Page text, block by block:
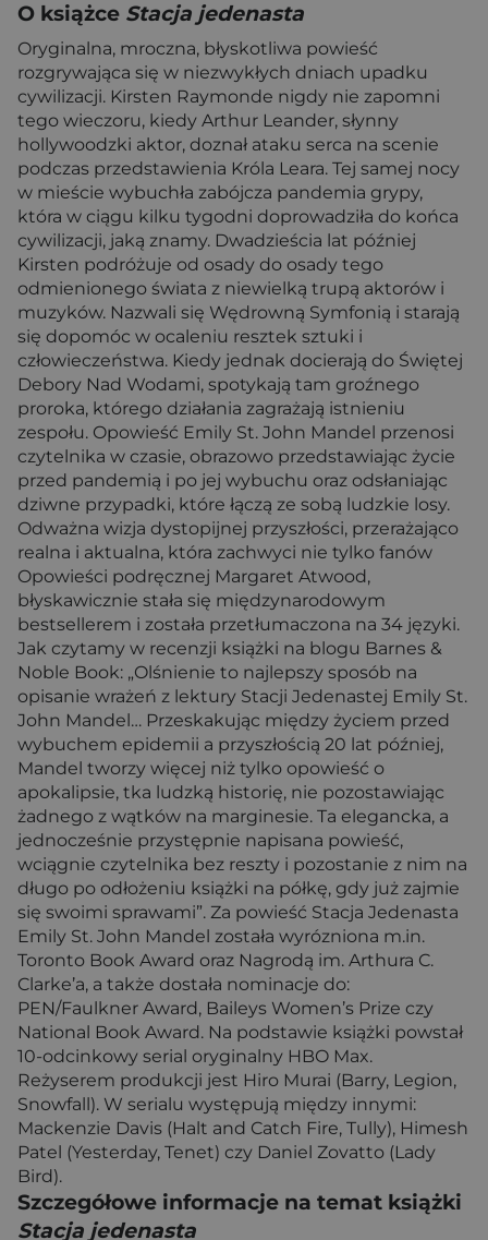
O książce Stacja jedenasta
Oryginalna, mroczna, błyskotliwa powieść
rozgrywająca się w niezwykłych dniach upadku
cywilizacji. Kirsten Raymonde nigdy nie zapomni
tego wieczoru, kiedy Arthur Leander, słynny
hollywoodzki aktor, doznał ataku serca na scenie
podczas przedstawienia Króla Leara. Tej samej nocy
w mieście wybuchła zabójcza pandemia grypy,
która w ciągu kilku tygodni doprowadziła do końca
cywilizacji, jaką znamy. Dwadzieścia lat później
Kirsten podróżuje od osady do osady tego
odmienionego świata z niewielką trupą aktorów i
muzyków. Nazwali się Wędrowną Symfonią i starają
się dopomóc w ocaleniu resztek sztuki i
człowieczeństwa. Kiedy jednak docierają do Świętej
Debory Nad Wodami, spotykają tam groźnego
proroka, którego działania zagrażają istnieniu
zespołu. Opowieść Emily St. John Mandel przenosi
czytelnika w czasie, obrazowo przedstawiając życie
przed pandemią i po jej wybuchu oraz odsłaniając
dziwne przypadki, które łączą ze sobą ludzkie losy.
Odważna wizja dystopijnej przyszłości, przerażająco
realna i aktualna, która zachwyci nie tylko fanów
Opowieści podręcznej Margaret Atwood,
błyskawicznie stała się międzynarodowym
bestsellerem i została przetłumaczona na 34 języki.
Jak czytamy w recenzji książki na blogu Barnes &
Noble Book: „Olśnienie to najlepszy sposób na
opisanie wrażeń z lektury Stacji Jedenastej Emily St.
John Mandel… Przeskakując między życiem przed
wybuchem epidemii a przyszłością 20 lat później,
Mandel tworzy więcej niż tylko opowieść o
apokalipsie, tka ludzką historię, nie pozostawiając
żadnego z wątków na marginesie. Ta elegancka, a
jednocześnie przystępnie napisana powieść,
wciągnie czytelnika bez reszty i pozostanie z nim na
długo po odłożeniu książki na półkę, gdy już zajmie
się swoimi sprawami”. Za powieść Stacja Jedenasta
Emily St. John Mandel została wyrózniona m.in.
Toronto Book Award oraz Nagrodą im. Arthura C.
Clarke’a, a także dostała nominacje do:
PEN/Faulkner Award, Baileys Women’s Prize czy
National Book Award. Na podstawie książki powstał
10-odcinkowy serial oryginalny HBO Max.
Reżyserem produkcji jest Hiro Murai (Barry, Legion,
Snowfall). W serialu występują między innymi:
Mackenzie Davis (Halt and Catch Fire, Tully), Himesh
Patel (Yesterday, Tenet) czy Daniel Zovatto (Lady
Bird).
Szczegółowe informacje na temat książki
Stacja jedenasta